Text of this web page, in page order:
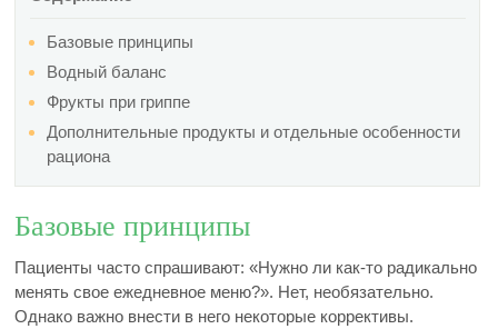
Базовые принципы
Водный баланс
Фрукты при гриппе
Дополнительные продукты и отдельные особенности
рациона
Базовые принципы
Пациенты часто спрашивают: «Нужно ли как-то радикально
менять свое ежедневное меню?». Нет, необязательно.
Однако важно внести в него некоторые коррективы.